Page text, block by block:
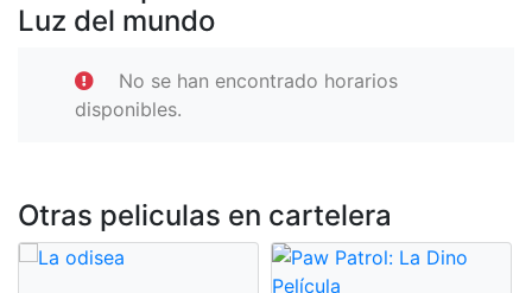
Luz del mundo
No se han encontrado horarios
disponibles.
Otras peliculas en cartelera